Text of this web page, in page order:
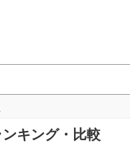
キング・比較